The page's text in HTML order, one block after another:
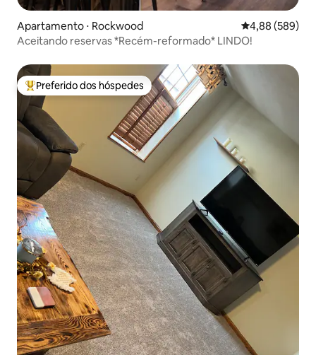
Apartamento ⋅ Rockwood 4,88 de uma
4,88 (589)
Aceitando reservas *Recém-reformado* LINDO!
Entre os melhores preferidos dos hóspedes
Preferido dos hóspedes